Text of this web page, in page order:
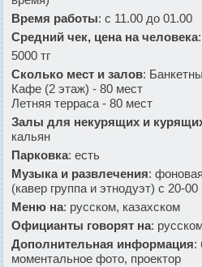
Время работы: с 11.00 до 01.00
Средний чек, цена на человека:
5000 тг
Сколько мест и залов:
Кафе (2 этаж) - 80 мест
Летняя терраса - 80 мест
Залы для некурящих и
кальян
Парковка: есть
Музыка и развлечения:
(кавер группа и этнодуэт) с 20-00
Меню на: русском, казахском
Официанты говорят на:
Дополнительная информация:
моментальное фото, проектор